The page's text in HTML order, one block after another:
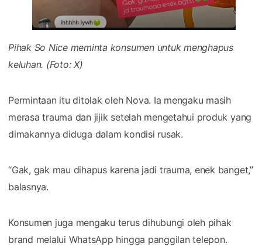
Pihak So Nice meminta konsumen untuk menghapus
keluhan. (Foto: X)
Permintaan itu ditolak oleh Nova. Ia mengaku masih
merasa trauma dan jijik setelah mengetahui produk yang
dimakannya diduga dalam kondisi rusak.
“Gak, gak mau dihapus karena jadi trauma, enek banget,”
balasnya.
Konsumen juga mengaku terus dihubungi oleh pihak
brand melalui WhatsApp hingga panggilan telepon.